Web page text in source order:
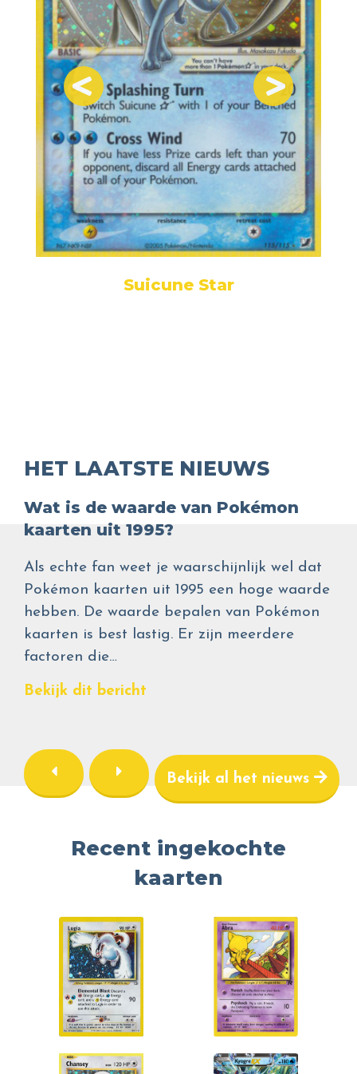
Suicune Star
HET LAATSTE NIEUWS
Wat is de waarde van Pokémon
kaarten uit 1995?
Als echte fan weet je waarschijnlijk wel dat
Pokémon kaarten uit 1995 een hoge waarde
hebben. De waarde bepalen van Pokémon
kaarten is best lastig. Er zijn meerdere
factoren die…
Bekijk dit bericht
Bekijk al het nieuws
Recent ingekochte
kaarten